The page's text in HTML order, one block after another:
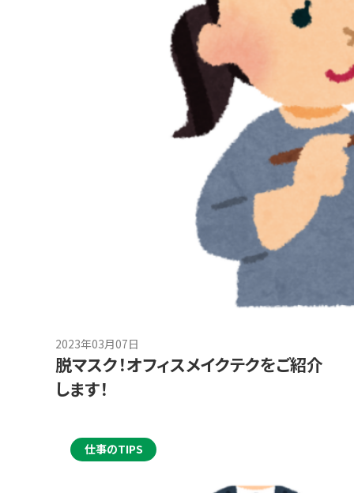
2023年03月07日
脱マスク！オフィスメイクテクをご紹介
します！
仕事のTIPS